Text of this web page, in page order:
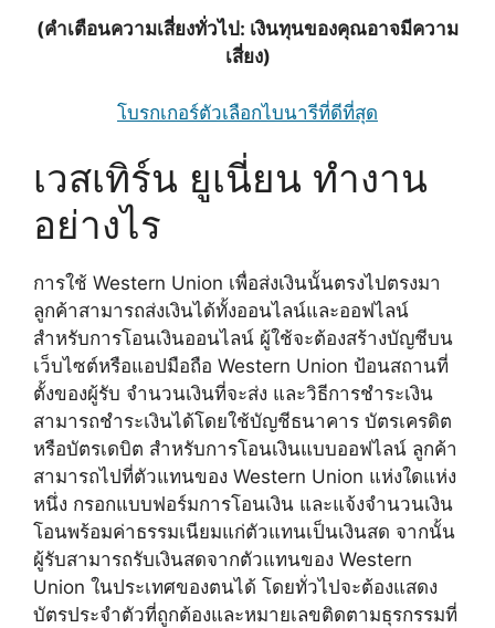
(คำเตือนความเสี่ยงทั่วไป: เงินทุนของคุณอาจมีความ
เสี่ยง)
โบรกเกอร์ตัวเลือกไบนารีที่ดีที่สุด
เวสเทิร์น ยูเนี่ยน ทำงาน
อย่างไร
การใช้ Western Union เพื่อส่งเงินนั้นตรงไปตรงมา
ลูกค้าสามารถส่งเงินได้ทั้งออนไลน์และออฟไลน์
สำหรับการโอนเงินออนไลน์ ผู้ใช้จะต้องสร้างบัญชีบน
เว็บไซต์หรือแอปมือถือ Western Union ป้อนสถานที่
ตั้งของผู้รับ จำนวนเงินที่จะส่ง และวิธีการชำระเงิน
สามารถชำระเงินได้โดยใช้บัญชีธนาคาร บัตรเครดิต
หรือบัตรเดบิต สำหรับการโอนเงินแบบออฟไลน์ ลูกค้า
สามารถไปที่ตัวแทนของ Western Union แห่งใดแห่ง
หนึ่ง กรอกแบบฟอร์มการโอนเงิน และแจ้งจำนวนเงิน
โอนพร้อมค่าธรรมเนียมแก่ตัวแทนเป็นเงินสด จากนั้น
ผู้รับสามารถรับเงินสดจากตัวแทนของ Western
Union ในประเทศของตนได้ โดยทั่วไปจะต้องแสดง
บัตรประจำตัวที่ถูกต้องและหมายเลขติดตามธุรกรรมที่